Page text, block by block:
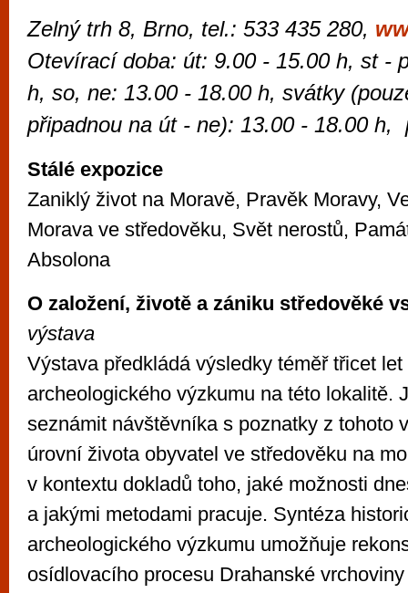
Zelný trh 8, Brno, tel.: 533 435 280,
Otevírací doba: út: 9.00 - 15.00 h, st -
h, so, ne: 13.00 - 18.00 h, svátky
připadnou na út - ne): 13.00 - 18.00 h,
Stálé expozice
Zaniklý život na Moravě, Pravěk Moravy,
Morava ve středověku, Svět nerostů,
Absolona
O založení, životě a zániku středověké
výstava
Výstava předkládá výsledky téměř třicet
archeologického výzkumu na této lokalitě.
seznámit návštěvníka s poznatky z tohoto
úrovní života obyvatel ve středověku na
v kontextu dokladů toho, jaké možnosti
a jakými metodami pracuje. Syntéza
archeologického výzkumu umožňuje
osídlovacího procesu Drahanské
Brno je
zajímavé
restaurace,
Mimo jiné je ale také místem, kde si
vyzkoušet různé kasinové hry. V
metropoli naleznete širokou nabídku her
po moderní automaty jak pro pravidelné
příležitostné hráče. V...